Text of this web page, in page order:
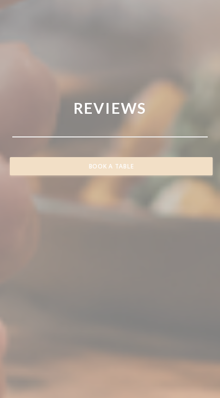
REVIEWS
BOOK A TABLE